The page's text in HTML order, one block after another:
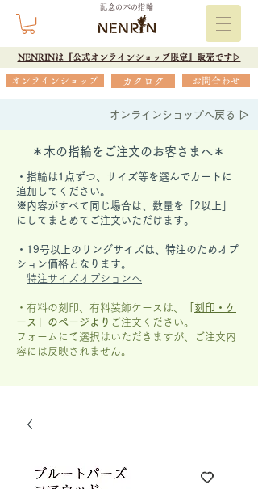
記念の木の指輪
NENRINは『公式オンラインショップ限定』販売です▷
オンラインショップ カタログ お問合わせ
オンラインショップへ戻る ▷
＊木の指輪をご注文のお客さまへ＊
・指輪は1点ずつ、サイズ等を選んでカートに
追加してください。
※内容がすべて同じ場合は、数量を「2以上」
にしてまとめてご注文いただけます。
​・19号以上のリングサイズは、特注のためオプ
ション価格となります。
特注サイズオプションへ
・有料の刻印、有料装飾ケースは、
刻印・ケ
ース」のページ より ご注文ください。
フォームにて選択はいただきますが、
ご注文内
容には反映されません。